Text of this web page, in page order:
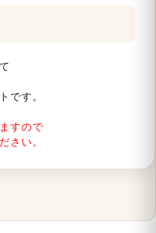
です。
すので
さい。